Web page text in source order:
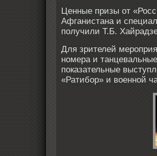
Ценные призы от
Афганистана и
получили Т.Б.
Для зрителей
номера и
показательные
«Ратибор» и военной